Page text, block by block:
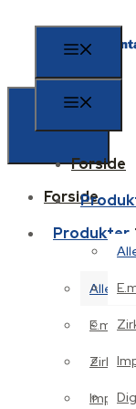
Forside
Forside
Produkter
Alle
E.max